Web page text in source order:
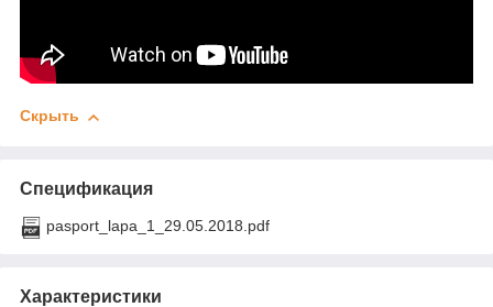
Скрыть
Спецификация
pasport_lapa_1_29.05.2018.pdf
Характеристики